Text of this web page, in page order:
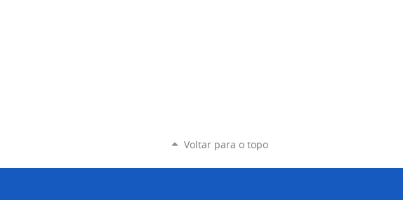
Voltar para o topo